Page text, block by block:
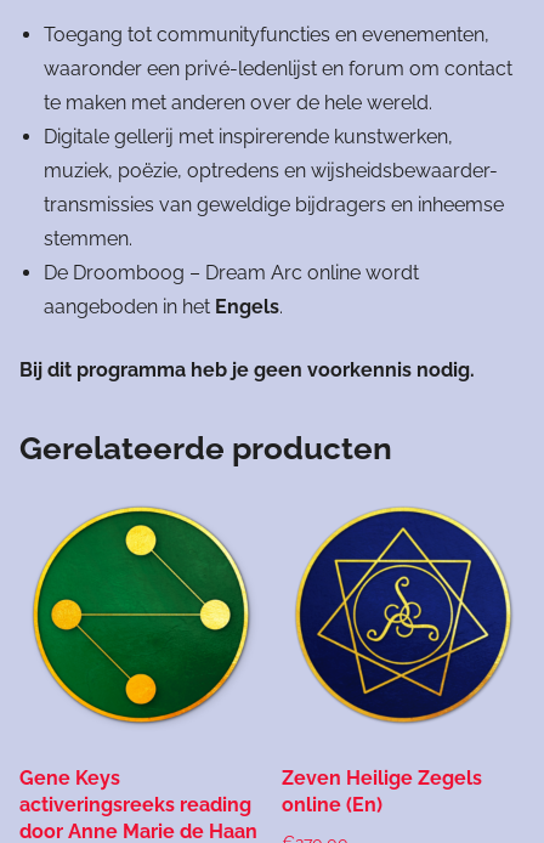
Toegang tot communityfuncties en evenementen,
waaronder een privé-ledenlijst en forum om contact
te maken met anderen over de hele wereld.
Digitale gellerij met inspirerende kunstwerken,
muziek, poëzie, optredens en wijsheidsbewaarder-
transmissies van geweldige bijdragers en inheemse
stemmen.
De Droomboog – Dream Arc online wordt
aangeboden in het Engels.
Bij dit programma heb je geen voorkennis nodig.
Gerelateerde producten
Gene Keys
activeringsreeks reading
door Anne Marie de Haan
Zeven Heilige Zegels
online (En)